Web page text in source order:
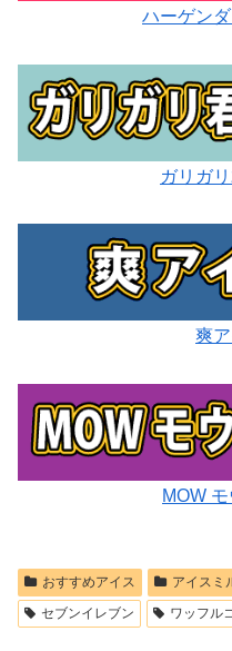
ハーゲン
ガリガ
爽
MOW
おすすめアイス アイスミ
セブンイレブン
ワッフル